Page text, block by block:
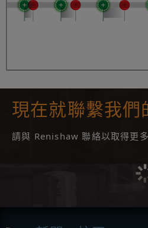
現在就聯繫我們
請與 Renishaw 聯絡以取得更